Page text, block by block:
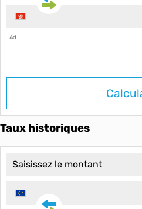
Ad
Taux historiques